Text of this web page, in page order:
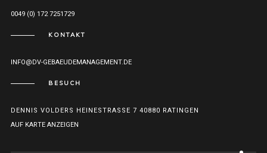
0049 (0) 172 7251729
KONTAKT
INFO@DV-GEBAEUDEMANAGEMENT.DE
BESUCH
DENNIS VOLDERS HEINESTRASSE 7 40880 RATINGEN
AUF KARTE ANZEIGEN